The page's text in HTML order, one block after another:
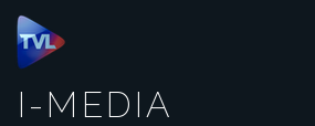
Panneau de gestion des cookies
I-MEDIA